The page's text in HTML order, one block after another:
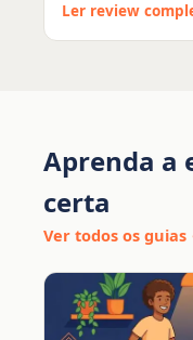
Ler review
Aprenda a
certa
Ver todos os